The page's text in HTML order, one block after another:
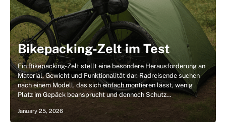
Bikepacking-Zelt im Test
Ein Bikepacking-Zelt stellt eine besondere Herausforderung an
Material, Gewicht und Funktionalität dar. Radreisende suchen
nach einem Modell, das sich einfach montieren lässt, wenig
Platz im Gepäck beansprucht und dennoch Schutz…
January 25, 2026